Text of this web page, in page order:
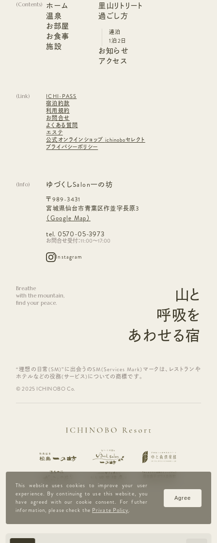
(Contents)
ホーム
ホーム
温泉
温泉
お部屋
お部屋
お食事
お食事
施設
里山リトリート
里山リトリート
過ごし方
過ごし方
連泊
連泊
1泊2日
1泊2日
お知らせ
お知らせ
アクセス
(Link)
ICHI-PASS
宿泊約款
利用規約
お問合せ
よくある質問
エステ
公式オンラインショップ ichinoboセレクト
プライバシーポリシー
(Info) ゆづくしSalon一の坊
〒989-3431
宮城県仙台市青葉区作並字長原3
（Google Map）
tel. 0570-05-3973
お問合せ受付：11:00～17:00
Instagram
Breathe
with the mountain,
find your peace.
山と
呼吸を
あわせる宿
“理想の日常(SM)”に出会うのSM(Services Mark)マークは、レストランや
ホテルなどの役務(サービス)についての商標です。
© 2025 ICHINOBO Co.
This website uses cookies to improve your user
experience. By continuing to use this website, you
have agreed with our cookie consent. For futher
information, please check the Private Policy.
Agree